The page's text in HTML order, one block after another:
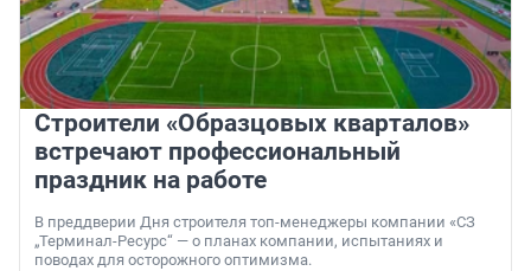
Строители «Образцовых кварталов»
встречают профессиональный
праздник на работе
В преддверии Дня строителя топ-менеджеры компании «СЗ
„Терминал-Ресурс“ — о планах компании, испытаниях и
поводах для осторожного оптимизма.